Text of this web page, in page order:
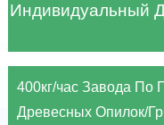
Индивидуальный
400кг/час Завода По
Древесных Опилок/